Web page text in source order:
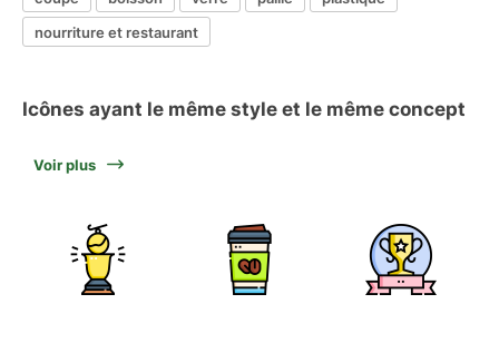
nourriture et restaurant
Icônes ayant le même style et le même concept
Voir plus